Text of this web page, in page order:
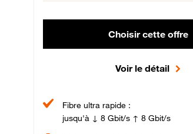
Choisir cette offre
Voir le détail
Fibre ultra rapide :
jusqu'à ↓ 8 Gbit/s ↑ 8 Gbit/s